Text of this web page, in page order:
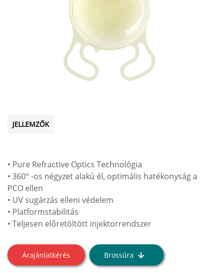
JELLEMZŐK
• Pure Refractive Optics Technológia
• 360° -os négyzet alakú él, optimális hatékonyság a
PCO ellen
• UV sugárzás elleni védelem
• Platformstabilitás
• Teljesen előretöltött injektorrendszer
Árajánlatkérés Brossúra